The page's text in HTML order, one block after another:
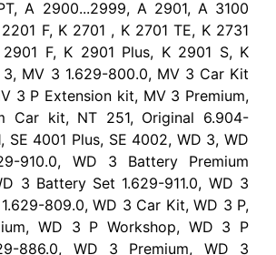
A 2900...2999, A 2901, A 3100
F, K 2701 , K 2701 TE, K 2731
F, K 2901 Plus, K 2901 S, K
MV 3 1.629-800.0, MV 3 Car Kit
3 P Extension kit, MV 3 Premium,
Car kit, NT 251, Original 6.904-
SE 4001 Plus, SE 4002, WD 3, WD
910.0, WD 3 Battery Premium
3 Battery Set 1.629-911.0, WD 3
809.0, WD 3 Car Kit, WD 3 P,
WD 3 P Workshop, WD 3 P
886.0, WD 3 Premium, WD 3